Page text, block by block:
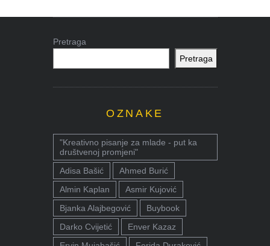
Pretraga
Pretraga
OZNAKE
"Kreativno pisanje za mlade - put ka
društvenoj promjeni"
Adisa Bašić
Ahmed Burić
Almin Kaplan
Asmir Kujović
Bjanka Alajbegović
Buybook
Darko Cvijetić
Enver Kazaz